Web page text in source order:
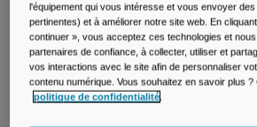
Accessoires
Tout Voir
Bidon de vélo Podium® 440ml
l'équipement qui vous intéresse et vous envoyer des
pertinentes) et à améliorer notre site web. En
continuer », vous acceptez ces technologies et
partenaires de confiance, à collecter, utiliser et
vos interactions avec le site afin de personnaliser
contenu numérique. Vous souhaitez en savoir plus ?
politique de confidentialité